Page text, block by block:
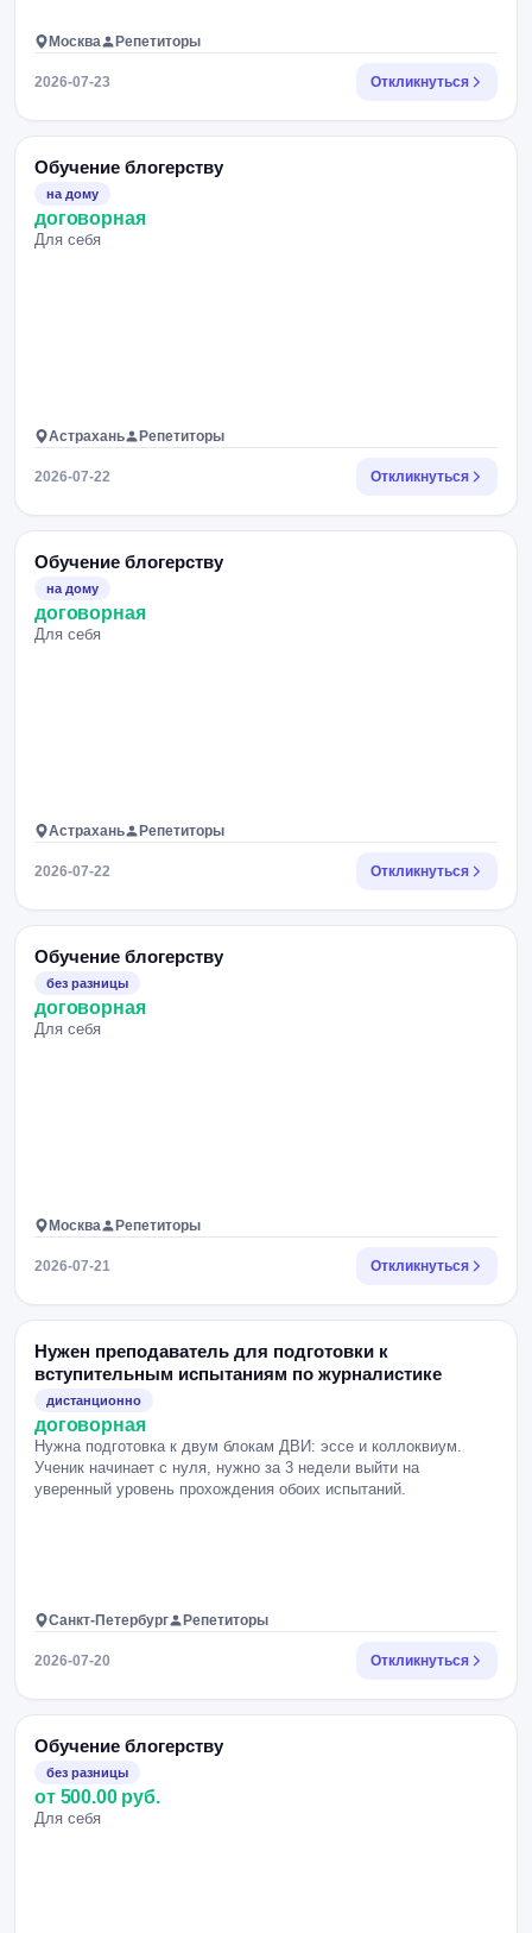
Москва Репетиторы
2026-07-23 Откликнуться
Обучение блогерству
на дому
договорная
Для себя
Астрахань Репетиторы
2026-07-22 Откликнуться
Обучение блогерству
на дому
договорная
Для себя
Астрахань Репетиторы
2026-07-22 Откликнуться
Обучение блогерству
без разницы
договорная
Для себя
Москва Репетиторы
2026-07-21 Откликнуться
Нужен преподаватель для подготовки к
вступительным испытаниям по журналистике
дистанционно
договорная
Нужна подготовка к двум блокам ДВИ: эссе и коллоквиум.
Ученик начинает с нуля, нужно за 3 недели выйти на
уверенный уровень прохождения обоих испытаний.
Санкт-Петербург Репетиторы
2026-07-20 Откликнуться
Обучение блогерству
без разницы
от 500.00 руб.
Для себя